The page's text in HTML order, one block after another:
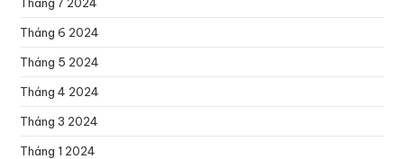
Tháng 6 2024
Tháng 5 2024
Tháng 4 2024
Tháng 3 2024
Tháng 1 2024